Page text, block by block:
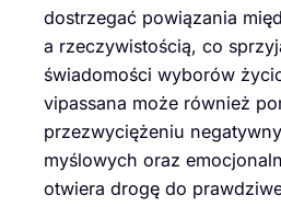
dostrzegać powiązania
a rzeczywistością, co
świadomości wyborów
vipassana może również
przezwyciężeniu
myślowych oraz
otwiera drogę do